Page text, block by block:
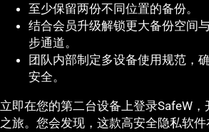
至少保留两份不同位置的备份。
结合会员升级解锁更大备份空间
步通道。
团队内部制定多设备使用规范，
安全。
立即在您的第二台设备上登录SafeW，
之旅。您会发现，这款高安全隐私软